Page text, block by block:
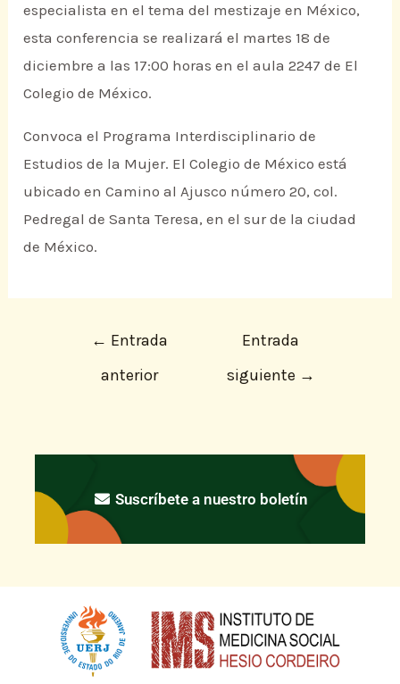
especialista en el tema del mestizaje en México,
esta conferencia se realizará el martes 18 de
diciembre a las 17:00 horas en el aula 2247 de El
Colegio de México.
Convoca el Programa Interdisciplinario de
Estudios de la Mujer. El Colegio de México está
ubicado en Camino al Ajusco número 20, col.
Pedregal de Santa Teresa, en el sur de la ciudad
de México.
← Entrada
anterior
Entrada
siguiente →
Suscríbete a nuestro boletín